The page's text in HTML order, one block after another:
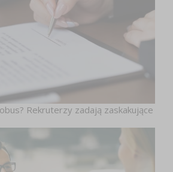
Rekruterzy zadają zaskakujące